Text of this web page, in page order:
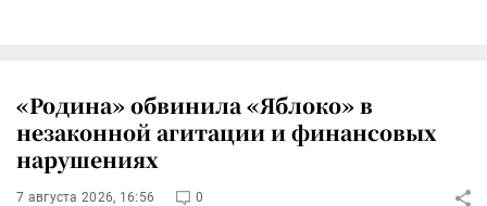
«Родина» обвинила «Яблоко» в
незаконной агитации и финансовых
нарушениях
7 августа 2026, 16:56 0